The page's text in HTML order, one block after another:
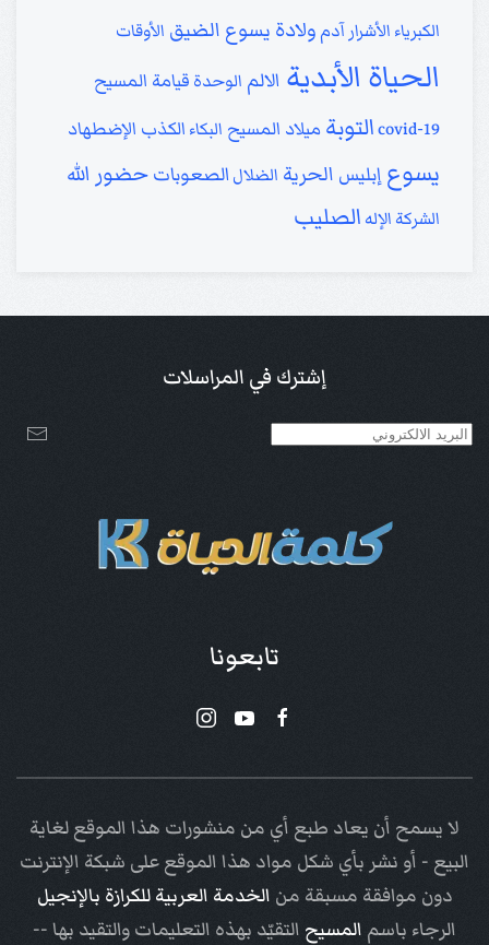
الكبرياء الأشرار آدم ولادة يسوع الضيق الأوقات
الحياة الأبدية الالم الوحدة قيامة المسيح
covid-19التوبةميلاد المسيح البكاء الكذب الإضطهاد
يسوعإبليس الحرية الضلال الصعوباتحضور الله
الشركة الإله الصليب
إشترك في المراسلات
تابعونا
لا يسمح أن يعاد طبع أي من منشورات هذا الموقع لغاية
البيع - أو نشر بأي شكل مواد هذا الموقع على شبكة الإنترنت
دون موافقة مسبقة من الخدمة العربية للكرازة بالإنجيل
الرجاء باسم المسيح التقيّد بهذه التعليمات والتقيد بها --